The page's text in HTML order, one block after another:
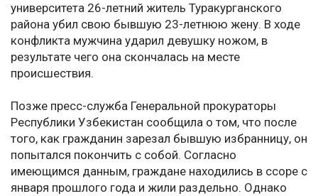
университета 26-летний житель Туракурганского
района убил свою бывшую 23-летнюю жену. В ходе
конфликта мужчина ударил девушку ножом, в
результате чего она скончалась на месте
происшествия.
Позже пресс-служба Генеральной прокураторы
Республики Узбекистан сообщила о том, что после
того, как гражданин зарезал бывшую избранницу, он
попытался покончить с собой. Согласно
имеющимся данным, граждане находились в ссоре с
января прошлого года и жили раздельно. Однако